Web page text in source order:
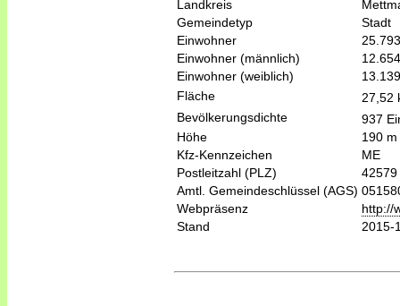
Landkreis
Gemeindetyp
Stadt
Einwohner
25.793
Einwohner (männlich)
12.654
Einwohner (weiblich)
13.139
Fläche
27,52
Bevölkerungsdichte
937
Höhe
190
Kfz-Kennzeichen
ME
Postleitzahl (PLZ)
42579
Amtl. Gemeindeschlüssel (AGS)
Webpräsenz
http://
Stand
2015-